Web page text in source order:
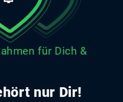
für Dich &
nur Dir!